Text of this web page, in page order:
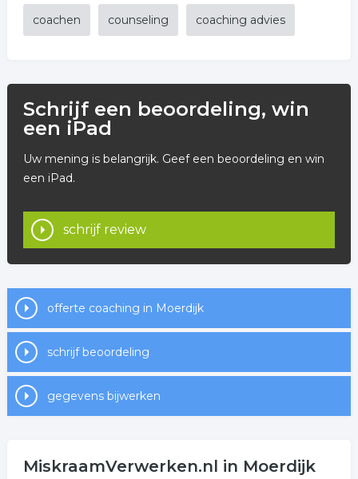
coachen counseling coaching advies
Schrijf een beoordeling, win
een iPad
Uw mening is belangrijk. Geef een beoordeling en win
een iPad.
schrijf review
offerte coaching in Moerdijk
schrijf beoordeling
gegevens bijwerken
MiskraamVerwerken.nl in Moerdijk